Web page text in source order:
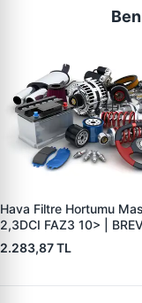
Hava Filtre Hortumu
2,3DCI FAZ3 10> |
RN8447 | OEM
49670356875
2.283,87 TL